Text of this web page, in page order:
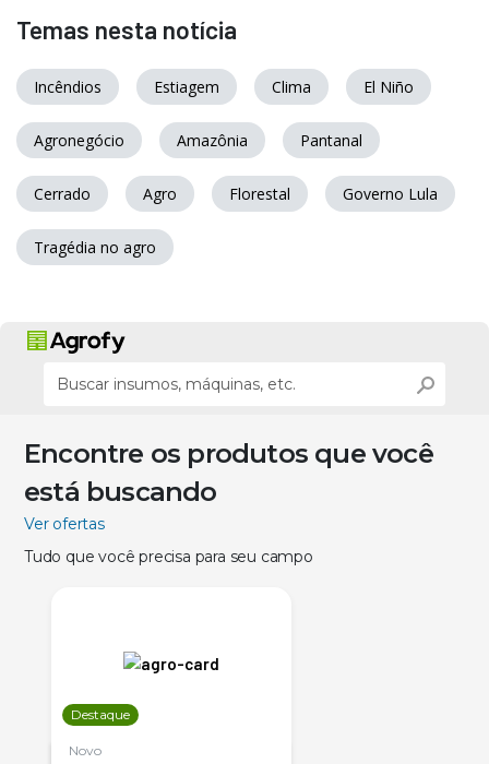
Temas nesta notícia
Incêndios Estiagem Clima El Niño
Agronegócio Amazônia Pantanal
Cerrado Agro Florestal Governo Lula
Tragédia no agro
Encontre os produtos que você
está buscando
Ver ofertas
Tudo que você precisa para seu campo
Destaque
Novo